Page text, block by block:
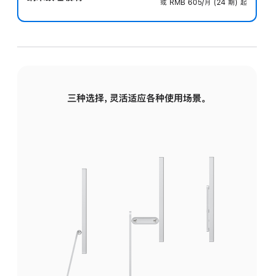
或 RMB 605/月 (24 期) 起
三种选择，灵活适应各种使用场景。